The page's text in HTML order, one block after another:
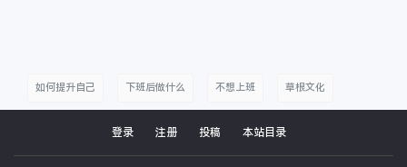
如何提升自己 下班后做什么 不想上班 草根文化
草根生活 有趣的草根 失业后怎么办
登录 注册 投稿 本站目录